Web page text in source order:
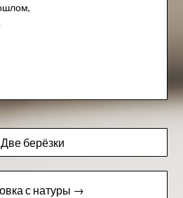
берёзки
с натуры →